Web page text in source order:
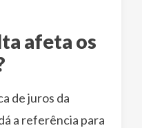
afeta os
de juros da
a referência para